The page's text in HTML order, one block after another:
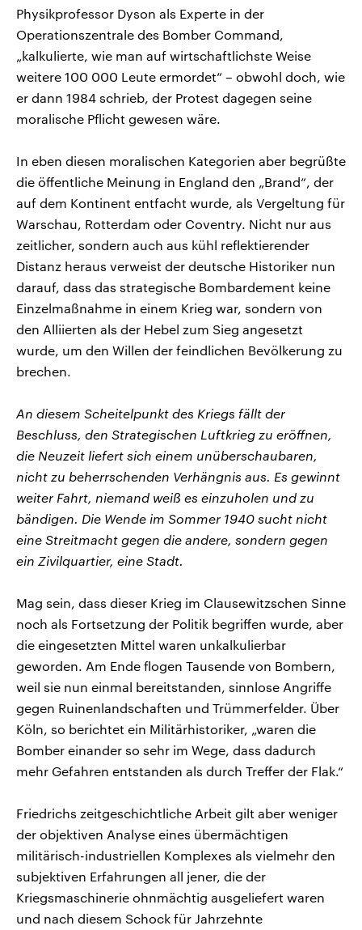
Physikprofessor Dyson als Experte in der
Operationszentrale des Bomber Command,
„kalkulierte, wie man auf wirtschaftlichste Weise
weitere 100 000 Leute ermordet“ – obwohl doch, wie
er dann 1984 schrieb, der Protest dagegen seine
moralische Pflicht gewesen wäre.
In eben diesen moralischen Kategorien aber begrüßte
die öffentliche Meinung in England den „Brand“, der
auf dem Kontinent entfacht wurde, als Vergeltung für
Warschau, Rotterdam oder Coventry. Nicht nur aus
zeitlicher, sondern auch aus kühl reflektierender
Distanz heraus verweist der deutsche Historiker nun
darauf, dass das strategische Bombardement keine
Einzelmaßnahme in einem Krieg war, sondern von
den Alliierten als der Hebel zum Sieg angesetzt
wurde, um den Willen der feindlichen Bevölkerung zu
brechen.
An diesem Scheitelpunkt des Kriegs fällt der
Beschluss, den Strategischen Luftkrieg zu eröffnen,
die Neuzeit liefert sich einem unüberschaubaren,
nicht zu beherrschenden Verhängnis aus. Es gewinnt
weiter Fahrt, niemand weiß es einzuholen und zu
bändigen. Die Wende im Sommer 1940 sucht nicht
eine Streitmacht gegen die andere, sondern gegen
ein Zivilquartier, eine Stadt.
Mag sein, dass dieser Krieg im Clausewitzschen Sinne
noch als Fortsetzung der Politik begriffen wurde, aber
die eingesetzten Mittel waren unkalkulierbar
geworden. Am Ende flogen Tausende von Bombern,
weil sie nun einmal bereitstanden, sinnlose Angriffe
gegen Ruinenlandschaften und Trümmerfelder. Über
Köln, so berichtet ein Militärhistoriker, „waren die
Bomber einander so sehr im Wege, dass dadurch
mehr Gefahren entstanden als durch Treffer der Flak.“
Friedrichs zeitgeschichtliche Arbeit gilt aber weniger
der objektiven Analyse eines übermächtigen
militärisch-industriellen Komplexes als vielmehr den
subjektiven Erfahrungen all jener, die der
Kriegsmaschinerie ohnmächtig ausgeliefert waren
und nach diesem Schock für Jahrzehnte